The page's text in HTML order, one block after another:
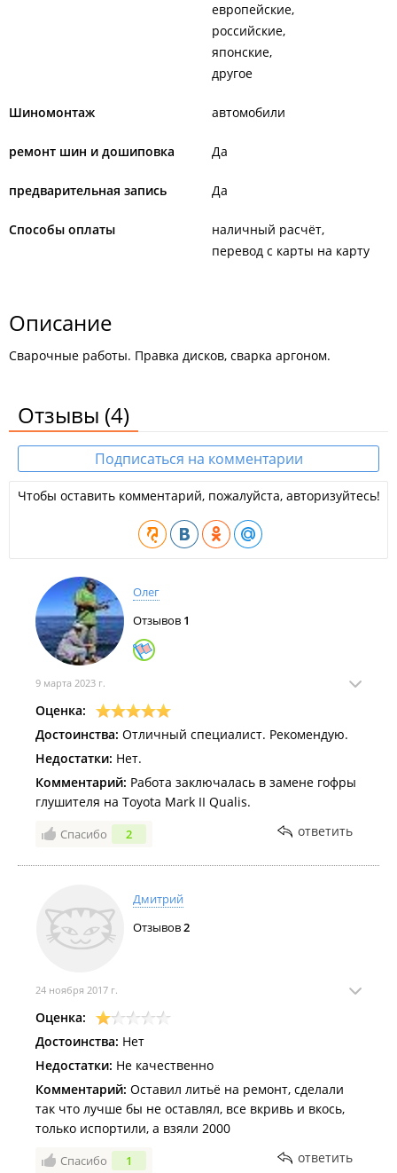
европейские
российские
японские
другое
Шиномонтаж автомобили
ремонт шин и дошиповка Да
предварительная запись Да
Способы оплаты
наличный расчёт
перевод с карты на карту
Описание
Сварочные работы. Правка дисков, сварка аргоном.
Отзывы (4)
Подписаться на комментарии
Чтобы оставить комментарий, пожалуйста, авторизуйтесь!
Олег
Отзывов 1
9 марта 2023 г.
Оценка:
Достоинства: Отличный специалист. Рекомендую.
Недостатки: Нет.
Комментарий: Работа заключалась в замене гофры
глушителя на Toyota Mark II Qualis.
Спасибо 2 ответить
Дмитрий
Отзывов2
24 ноября 2017 г.
Оценка:
Достоинства: Нет
Недостатки: Не качественно
Комментарий: Оставил литьё на ремонт, сделали
так что лучше бы не оставлял, все вкривь и вкось,
только испортили, а взяли 2000
Спасибо 1 ответить